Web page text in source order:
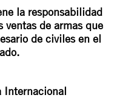
la responsabilidad
ventas de armas que
de civiles en el
Internacional